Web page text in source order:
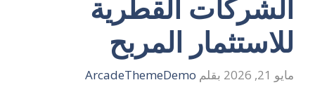
الشركات القطرية
للاستثمار المربح
مايو 21, 2026 بقلم ArcadeThemeDemo